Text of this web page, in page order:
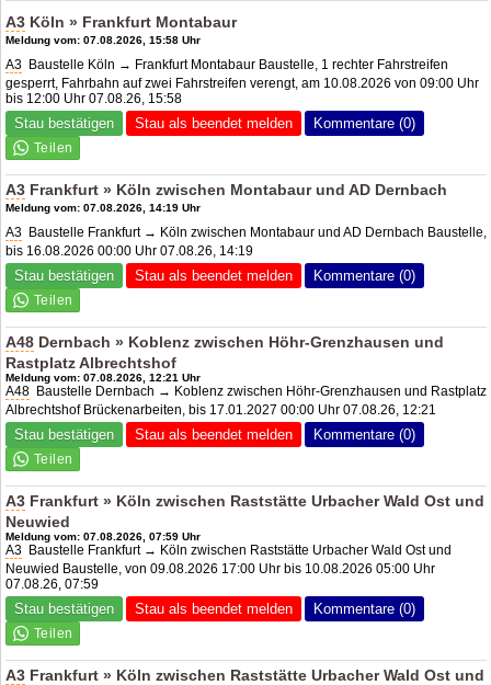
A3 Köln » Frankfurt Montabaur
Meldung vom: 07.08.2026, 15:58 Uhr
A3 Baustelle Köln → Frankfurt Montabaur Baustelle, 1 rechter Fahrstreifen
gesperrt, Fahrbahn auf zwei Fahrstreifen verengt, am 10.08.2026 von 09:00 Uhr
bis 12:00 Uhr 07.08.26, 15:58
Stau bestätigen Stau als beendet melden Kommentare (0)
A3 Frankfurt » Köln zwischen Montabaur undAD Dernbach
Meldung vom: 07.08.2026, 14:19 Uhr
A3 Baustelle Frankfurt → Köln zwischen Montabaur undAD Dernbach Baustelle,
bis 16.08.2026 00:00 Uhr 07.08.26, 14:19
Stau bestätigen Stau als beendet melden Kommentare (0)
A48 Dernbach » Koblenz zwischen Höhr-Grenzhausen und
Rastplatz Albrechtshof
Meldung vom: 07.08.2026, 12:21 Uhr
A48 Baustelle Dernbach → Koblenz zwischen Höhr-Grenzhausen und Rastplatz
Albrechtshof Brückenarbeiten, bis 17.01.2027 00:00 Uhr 07.08.26, 12:21
Stau bestätigen Stau als beendet melden Kommentare (0)
A3 Frankfurt » Köln zwischen Raststätte Urbacher Wald Ost und
Neuwied
Meldung vom: 07.08.2026, 07:59 Uhr
A3 Baustelle Frankfurt → Köln zwischen Raststätte Urbacher Wald Ost und
Neuwied Baustelle, von 09.08.2026 17:00 Uhr bis 10.08.2026 05:00 Uhr
07.08.26, 07:59
Stau bestätigen Stau als beendet melden Kommentare (0)
A3 Frankfurt » Köln zwischen Raststätte Urbacher Wald Ost und